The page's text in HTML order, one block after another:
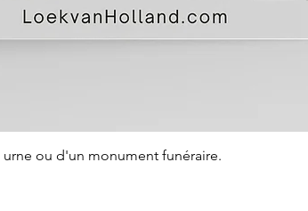
Aperçu rapide
ou d'un monument funéraire.